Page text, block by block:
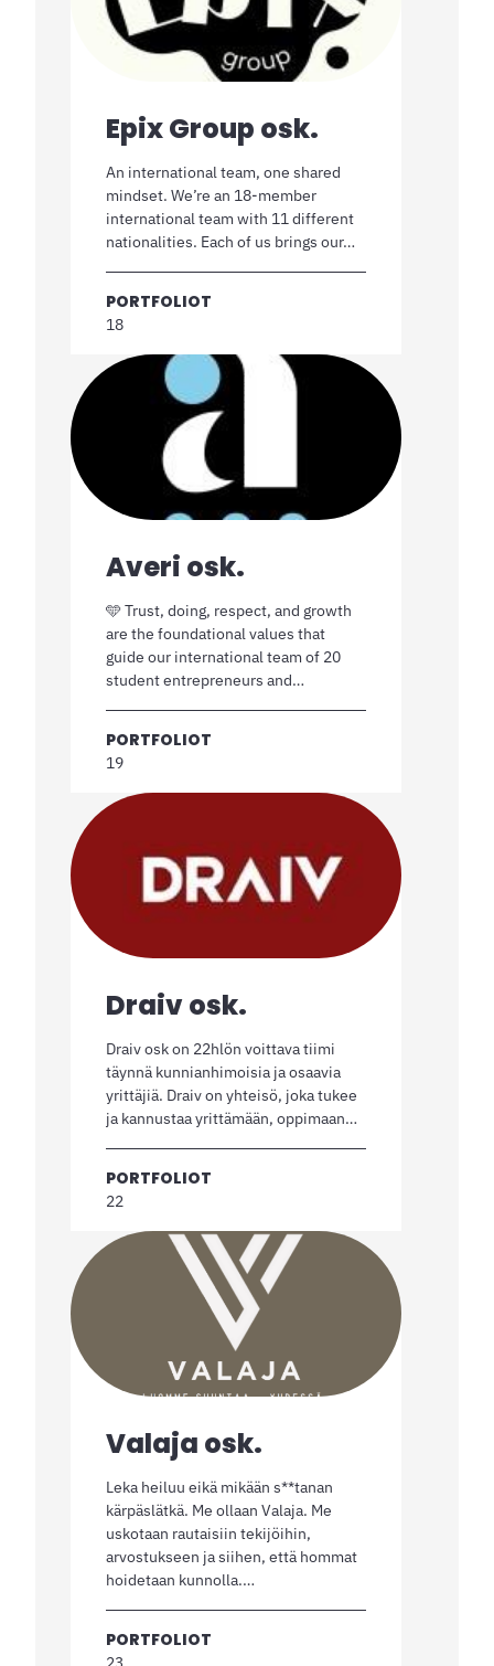
Epix Group osk.
An international team, one shared
mindset. We’re an 18-member
international team with 11 different
nationalities. Each of us brings our…
PORTFOLIOT
18
Averi osk.
🩵 Trust, doing, respect, and growth
are the foundational values that
guide our international team of 20
student entrepreneurs and…
PORTFOLIOT
19
Draiv osk.
Draiv osk on 22hlön voittava tiimi
täynnä kunnianhimoisia ja osaavia
yrittäjiä. Draiv on yhteisö, joka tukee
ja kannustaa yrittämään, oppimaan…
PORTFOLIOT
22
Valaja osk.
Leka heiluu eikä mikään s**tanan
kärpäslätkä. Me ollaan Valaja. Me
uskotaan rautaisiin tekijöihin,
arvostukseen ja siihen, että hommat
hoidetaan kunnolla.…
PORTFOLIOT